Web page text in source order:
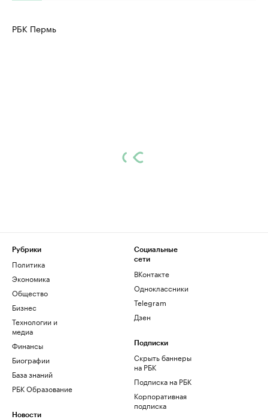
РБК Пермь
Рубрики
Политика
Экономика
Общество
Бизнес
Технологии и
медиа
Финансы
Биографии
База знаний
РБК Образование
Новости
Социальные
сети
ВКонтакте
Одноклассники
Telegram
Дзен
Подписки
Скрыть баннеры
на РБК
Подписка на РБК
Корпоративная
подписка